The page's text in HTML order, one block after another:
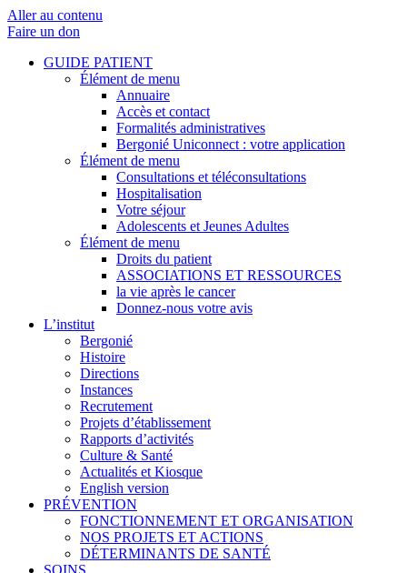
Aller au contenu
Faire un don
GUIDE PATIENT
Élément de menu
Annuaire
Accès et contact
Formalités administratives
Bergonié Uniconnect : votre application
Élément de menu
Consultations et téléconsultations
Hospitalisation
Votre séjour
Adolescents et Jeunes Adultes
Élément de menu
Droits du patient
ASSOCIATIONS ET RESSOURCES
la vie après le cancer
Donnez-nous votre avis
L’institut
Bergonié
Histoire
Directions
Instances
Recrutement
Projets d’établissement
Rapports d’activités
Culture & Santé
Actualités et Kiosque
English version
PRÉVENTION
FONCTIONNEMENT ET ORGANISATION
NOS PROJETS ET ACTIONS
DÉTERMINANTS DE SANTÉ
SOINS